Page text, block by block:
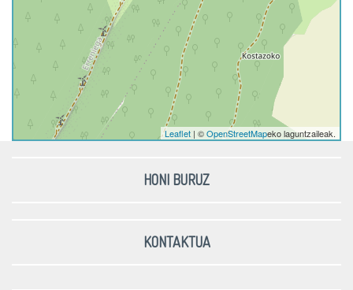
Leaflet | ©OpenStreetMapeko laguntzaileak.
HONI BURUZ
KONTAKTUA